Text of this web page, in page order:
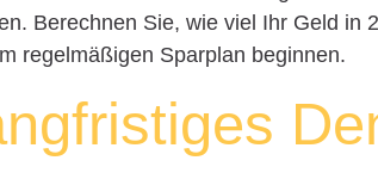
Berechnen Sie, wie viel Ihr Geld in
regelmäßigen Sparplan beginnen.